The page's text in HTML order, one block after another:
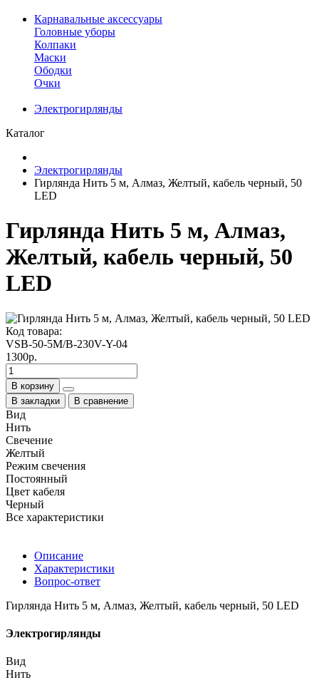
Карнавальные аксессуары
Головные уборы
Колпаки
Маски
Ободки
Очки
Электрогирлянды
Каталог
Электрогирлянды
Гирлянда Нить 5 м, Алмаз, Желтый, кабель черный, 50
LED
Гирлянда Нить 5 м, Алмаз,
Желтый, кабель черный, 50
LED
Код товара:
VSB-50-5M/B-230V-Y-04
1300р.
В корзину
В закладки
В сравнение
Вид
Нить
Свечение
Желтый
Режим свечения
Постоянный
Цвет кабеля
Черный
Все характеристики
Описание
Характеристики
Вопрос-ответ
Гирлянда Нить 5 м, Алмаз, Желтый, кабель черный, 50 LED
Электрогирлянды
Вид
Нить